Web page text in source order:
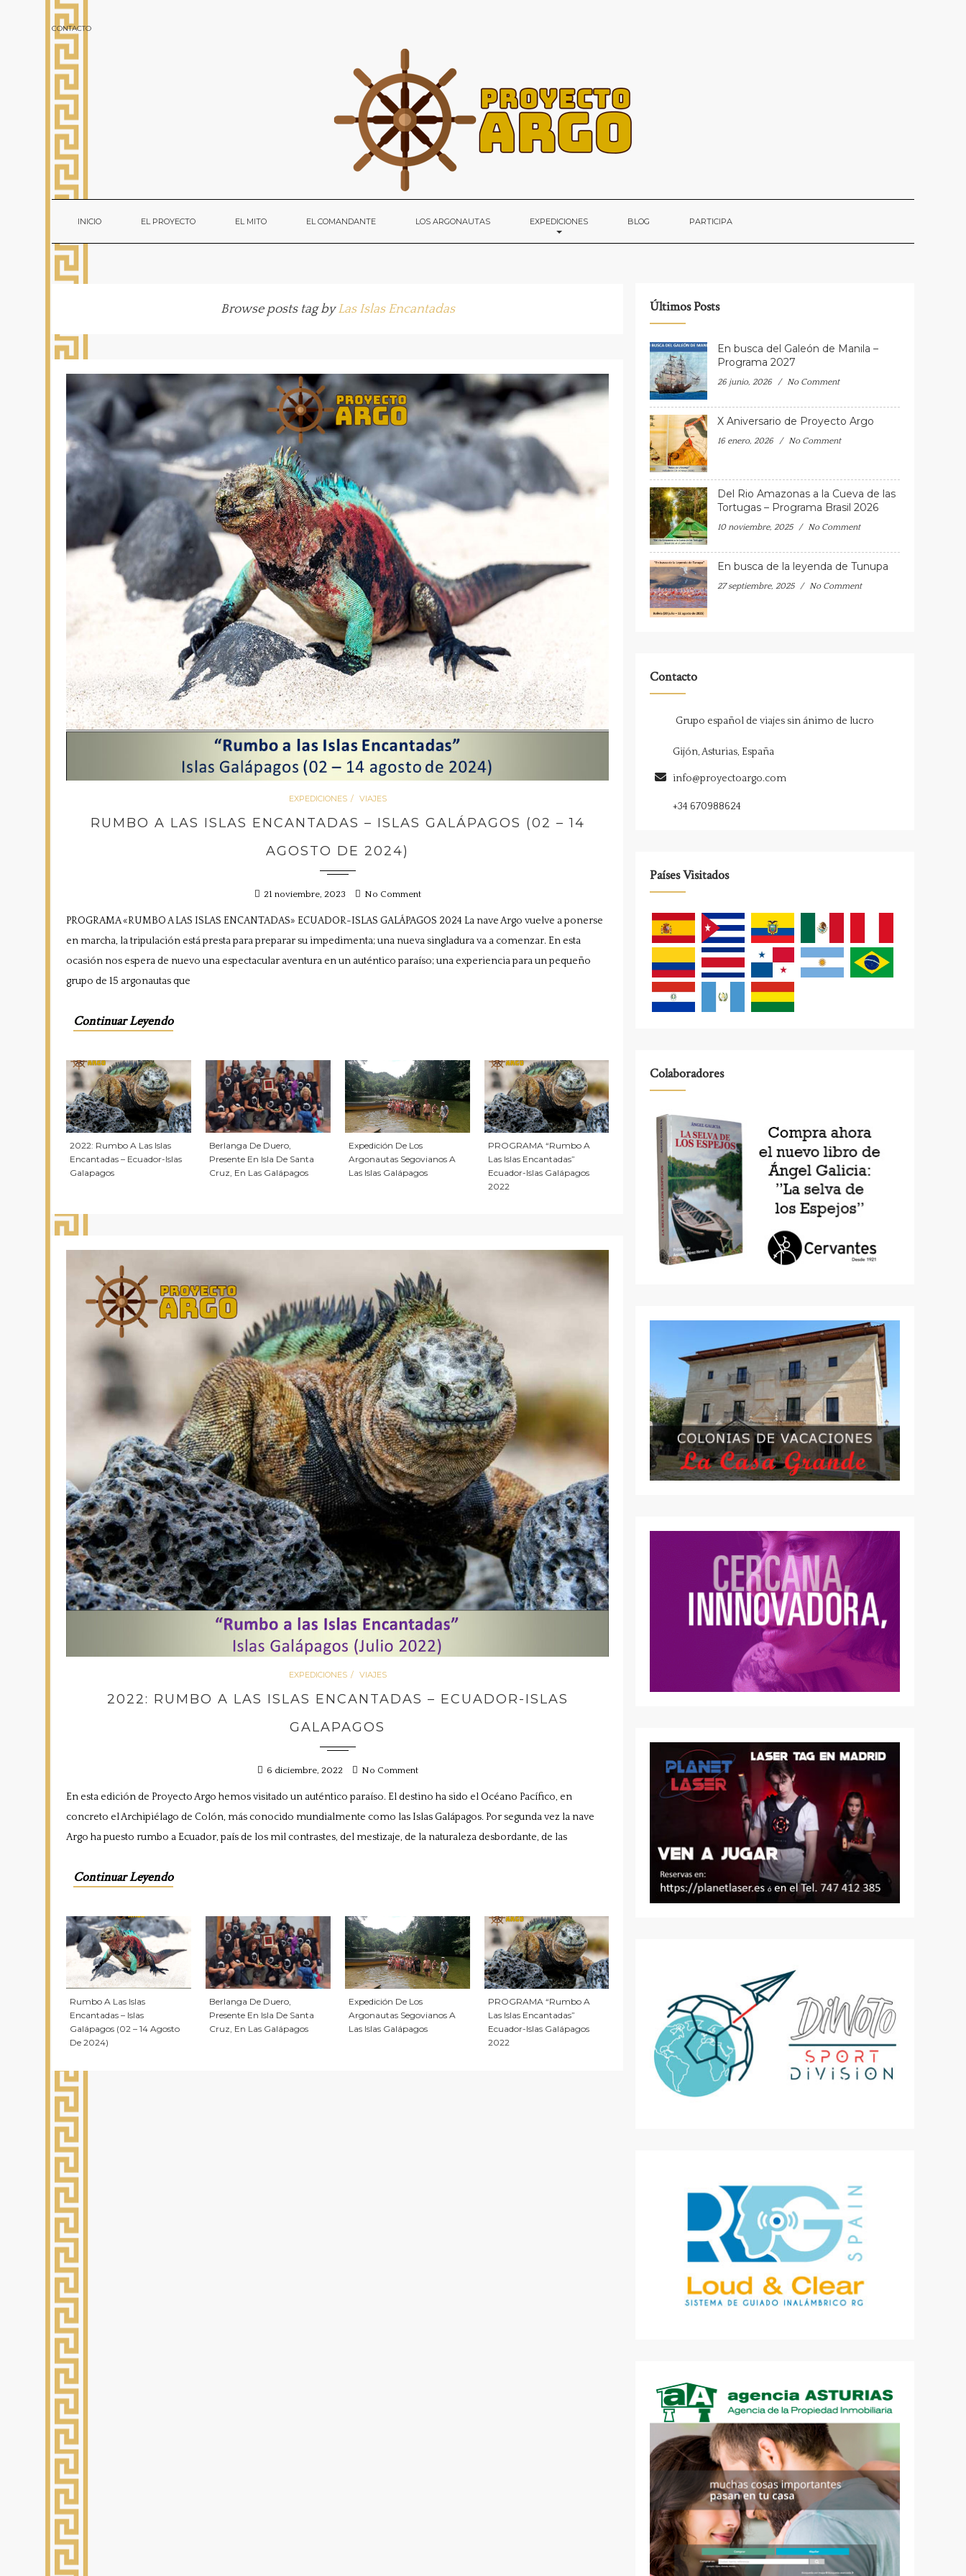
CONTACTO
INICIO EL PROYECTO EL MITO EL COMANDANTE LOS ARGONAUTAS EXPEDICIONES BLOG PARTICIPA
Browse posts tag byLas Islas Encantadas
EXPEDICIONES VIAJES
RUMBO A LAS ISLAS ENCANTADAS – ISLAS GALÁPAGOS (02 – 14
AGOSTO DE 2024)
21 noviembre, 2023 No Comment
PROGRAMA «RUMBO A LAS ISLAS ENCANTADAS» ECUADOR-ISLAS GALÁPAGOS 2024 La nave Argo vuelve a ponerse
en marcha, la tripulación está presta para preparar su impedimenta; una nueva singladura va a comenzar. En esta
ocasión nos espera de nuevo una espectacular aventura en un auténtico paraíso; una experiencia para un pequeño
grupo de 15 argonautas que
Continuar Leyendo
2022: Rumbo A Las Islas
Encantadas – Ecuador-Islas
Galapagos
Berlanga De Duero,
Presente En Isla De Santa
Cruz, En Las Galápagos
Expedición De Los
Argonautas Segovianos A
Las Islas Galápagos
PROGRAMA “Rumbo A
Las Islas Encantadas”
Ecuador-Islas Galápagos
2022
EXPEDICIONES VIAJES
2022: RUMBO A LAS ISLAS ENCANTADAS – ECUADOR-ISLAS
GALAPAGOS
6 diciembre, 2022 No Comment
En esta edición de Proyecto Argo hemos visitado un auténtico paraíso. El destino ha sido el Océano Pacífico, en
concreto el Archipiélago de Colón, más conocido mundialmente como las Islas Galápagos. Por segunda vez la nave
Argo ha puesto rumbo a Ecuador, país de los mil contrastes, del mestizaje, de la naturaleza desbordante, de las
Continuar Leyendo
Rumbo A Las Islas
Encantadas – Islas
Galápagos (02 – 14 Agosto
De 2024)
Berlanga De Duero,
Presente En Isla De Santa
Cruz, En Las Galápagos
Expedición De Los
Argonautas Segovianos A
Las Islas Galápagos
PROGRAMA “Rumbo A
Las Islas Encantadas”
Ecuador-Islas Galápagos
2022
Últimos Posts
En busca del Galeón de Manila –
Programa 2027
26 junio, 2026 No Comment
X Aniversario de Proyecto Argo
16 enero, 2026 No Comment
Del Rio Amazonas a la Cueva de las
Tortugas – Programa Brasil 2026
10 noviembre, 2025 No Comment
En busca de la leyenda de Tunupa
27 septiembre, 2025 No Comment
Contacto
Grupo español de viajes sin ánimo de lucro
Gijón, Asturias, España
info@proyectoargo.com
+34 670988624
Países Visitados
Colaboradores